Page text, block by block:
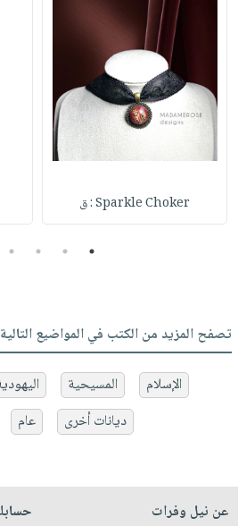
Sparkle Choker : ق
1
2
3
4
تصفح المزيد من الكتب في المواضيع
الإسلام المسيحية
ديانات أخرى
عام
عن نيل وفرات